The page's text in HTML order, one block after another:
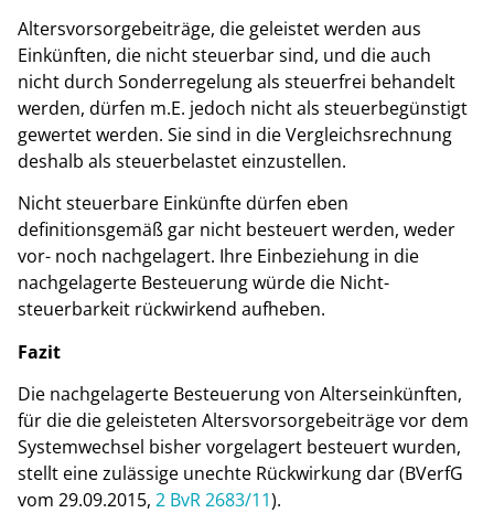
Altersvorsorgebeiträge, die geleistet werden aus
Einkünften, die nicht steuerbar sind, und die auch
nicht durch Sonderregelung als steuerfrei behandelt
werden, dürfen m.E. jedoch nicht als steuerbegünstigt
gewertet werden. Sie sind in die Vergleichsrechnung
deshalb als steuerbelastet einzustellen.
Nicht steuerbare Einkünfte dürfen eben
definitionsgemäß gar nicht besteuert werden, weder
vor- noch nachgelagert. Ihre Einbeziehung in die
nachgelagerte Besteuerung würde die Nicht-
steuerbarkeit rückwirkend aufheben.
Fazit
Die nachgelagerte Besteuerung von Alterseinkünften,
für die die geleisteten Altersvorsorgebeiträge vor dem
Systemwechsel bisher vorgelagert besteuert wurden,
stellt eine zulässige unechte Rückwirkung dar (BVerfG
vom 29.09.2015, 2 BvR 2683/11).